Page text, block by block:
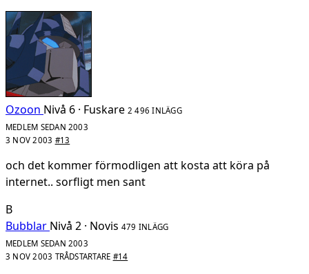
Ozoon Nivå 6 · Fuskare 2 496 INLÄGG
MEDLEM SEDAN 2003
3 NOV 2003 #13
och det kommer förmodligen att kosta att köra på
internet.. sorfligt men sant
B
Bubblar Nivå 2 · Novis 479 INLÄGG
MEDLEM SEDAN 2003
3 NOV 2003 TRÅDSTARTARE #14